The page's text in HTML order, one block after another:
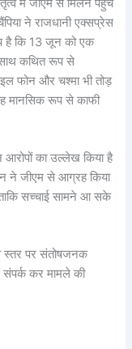
में जीएम से मिलने पहुंचे
ने राजधानी एक्सप्रेस
है कि 13 जून को एक
साथ कथित रूप से
फोन और चश्मा भी तोड़
मानसिक रूप से काफी
आरोपों का उल्लेख किया है
ने जीएम से आग्रह किया
सच्चाई सामने आ सके
स्तर पर संतोषजनक
संपर्क कर मामले की